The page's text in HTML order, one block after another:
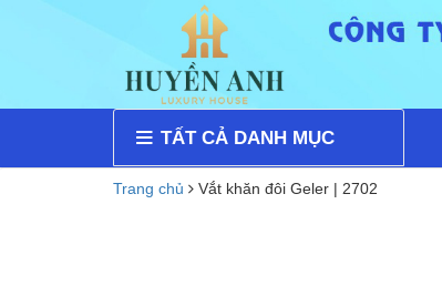
TẤT CẢ DANH MỤC
Trang chủ Vắt khăn đôi Geler | 2702